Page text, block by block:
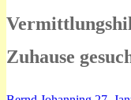
Zuhause